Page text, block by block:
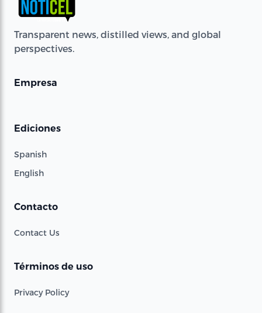
Transparent news, distilled views, and global
perspectives.
Empresa
Ediciones
Spanish
English
Contacto
Contact Us
Términos de uso
Privacy Policy